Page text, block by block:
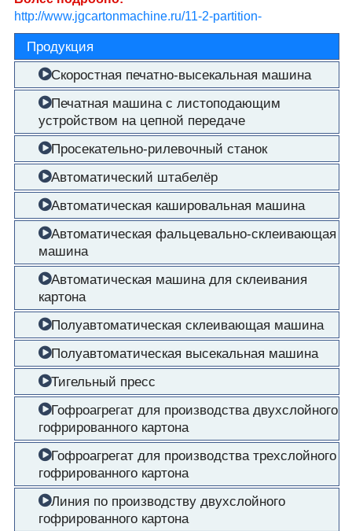
http://www.jgcartonmachine.ru/11-2-partition-
assembler/226607/
Продукция
Скоростная печатно-высекальная машина
Печатная машина с листоподающим
устройством на цепной передаче
Просекательно-рилевочный станок
Автоматический штабелёр
Автоматическая кашировальная машина
Автоматическая фальцевально-склеивающая
машина
Автоматическая машина для склеивания
картона
Полуавтоматическая склеивающая машина
Полуавтоматическая высекальная машина
Тигельный пресс
Гофроагрегат для производства двухслойного
гофрированного картона
Гофроагрегат для производства трехслойного
гофрированного картона
Линия по производству двухслойного
гофрированного картона